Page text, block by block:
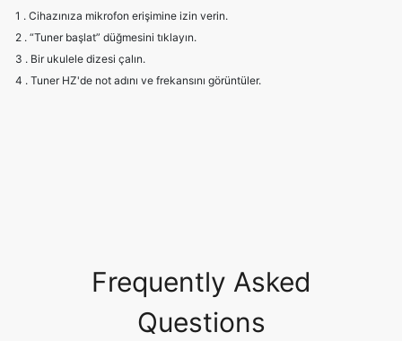
1 . Cihazınıza mikrofon erişimine izin verin.
2 . “Tuner başlat” düğmesini tıklayın.
3 . Bir ukulele dizesi çalın.
4 . Tuner HZ'de not adını ve frekansını görüntüler.
Frequently Asked
Questions